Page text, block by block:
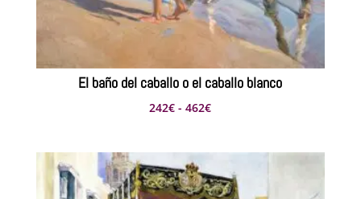
El baño del caballo o el caballo blanco
242€ - 462€Rango
precios:
desde
242€